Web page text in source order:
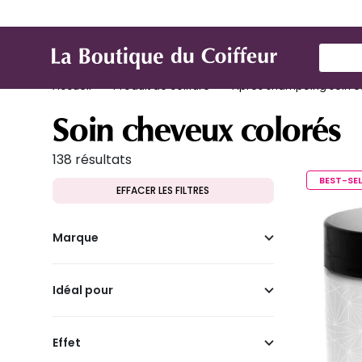
Marques Produit de coiffure
Accueil
Produit de coiffure Après shampoing soin
Soin cheveux colorés
138 résultats
EFFACER LES FILTRES
Marque
Idéal pour
Effet
BEST-